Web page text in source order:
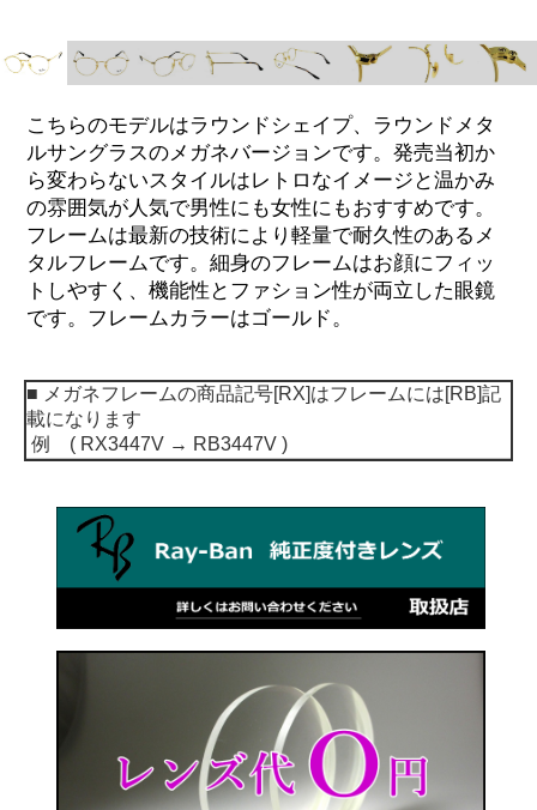
こちらのモデルはラウンドシェイプ、ラウンドメタ
ルサングラスのメガネバージョンです。発売当初か
ら変わらないスタイルはレトロなイメージと温かみ
の雰囲気が人気で男性にも女性にもおすすめです。
フレームは最新の技術により軽量で耐久性のあるメ
タルフレームです。細身のフレームはお顔にフィッ
トしやすく、機能性とファション性が両立した眼鏡
です。フレームカラーはゴールド。
■ メガネフレームの商品記号[RX]はフレームには[RB]記
載になります
例 ( RX3447V → RB3447V )